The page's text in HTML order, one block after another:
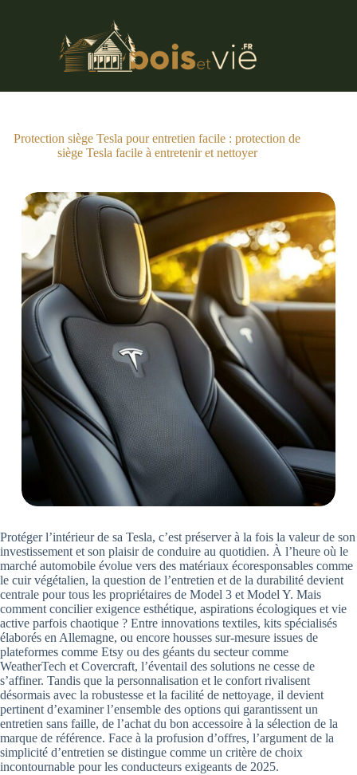
Protection siège Tesla pour entretien facile : protection de
siège Tesla facile à entretenir et nettoyer
Protéger l’intérieur de sa Tesla, c’est préserver à la fois la valeur de son
investissement et son plaisir de conduire au quotidien. À l’heure où le
marché automobile évolue vers des matériaux écoresponsables comme
le cuir végétalien, la question de l’entretien et de la durabilité devient
centrale pour tous les propriétaires de Model 3 et Model Y. Mais
comment concilier exigence esthétique, aspirations écologiques et vie
active parfois chaotique ? Entre innovations textiles, kits spécialisés
élaborés en Allemagne, ou encore housses sur-mesure issues de
plateformes comme Etsy ou des géants du secteur comme
WeatherTech et Covercraft, l’éventail des solutions ne cesse de
s’affiner. Tandis que la personnalisation et le confort rivalisent
désormais avec la robustesse et la facilité de nettoyage, il devient
pertinent d’examiner l’ensemble des options qui garantissent un
entretien sans faille, de l’achat du bon accessoire à la sélection de la
marque de référence. Face à la profusion d’offres, l’argument de la
simplicité d’entretien se distingue comme un critère de choix
incontournable pour les conducteurs exigeants de 2025.